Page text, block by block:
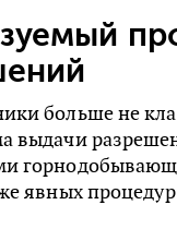
больше не
выдачи
явных